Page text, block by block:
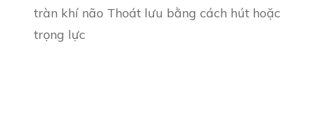
tràn khí não Thoát lưu bằng cách hút hoặc
trọng lực